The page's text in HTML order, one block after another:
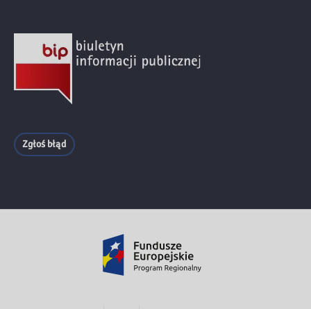
Zgłoś błąd